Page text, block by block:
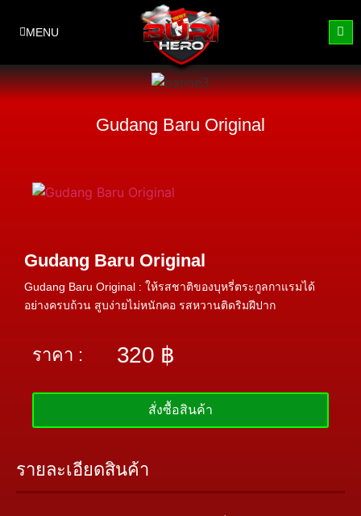
MENU
Gudang Baru Original
Gudang Baru Original
Gudang Baru Original : ให้รสชาติของบุหรี่ตระกูลกาแรมได้
อย่างครบถ้วน สูบง่ายไม่หนักคอ รสหวานติดริมฝีปาก
ราคา : 320 ฿
สั่งซื้อสินค้า
รายละเอียดสินค้า